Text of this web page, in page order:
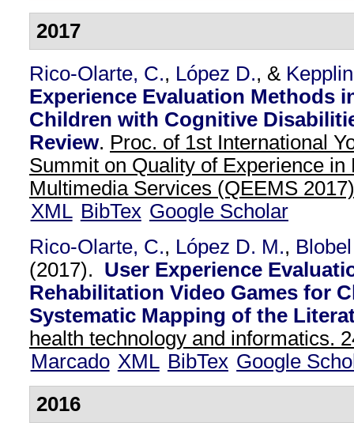
2017
Rico-Olarte, C., López D., &
Experience Evaluation Methods
Children with Cognitive
Review. Proc. of 1st International
Summit on Quality of Experience in
Multimedia Services (QEEMS
XML BibTex Google Scholar
Rico-Olarte, C., López D. M.,
(2017). User Experience
Rehabilitation Video Games for
Systematic Mapping of the
health technology and informatics.
Marcado XML BibTex Google
2016